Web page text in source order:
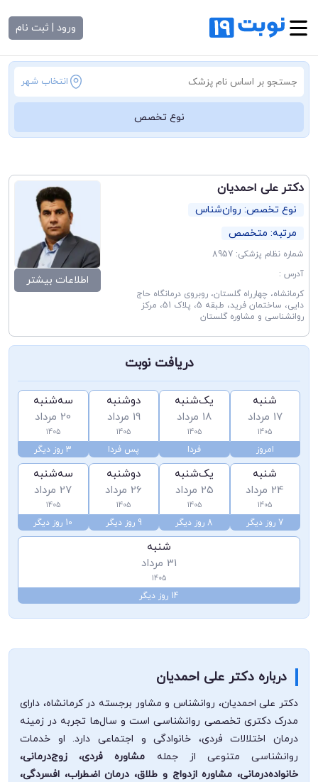
ورود | ثبت نام
انتخاب شهر
نوع تخصص
دکتر علی احمدیان
نوع تخصص: روان‌شناس
مرتبه: متخصص
شماره نظام پزشکی: 8957
آدرس :
کرمانشاه، چهارراه گلستان، روبروی درمانگاه حاج
دایی، ساختمان فرید، طبقه 5، پلاک 51، مرکز
روانشناسی و مشاوره گلستان
اطلاعات بیشتر
دریافت نوبت
شنبه
17 مرداد
1405
امروز
یک‌شنبه
18 مرداد
1405
فردا
دوشنبه
19 مرداد
1405
پس فردا
سه‌شنبه
20 مرداد
1405
3 روز دیگر
شنبه
24 مرداد
1405
7 روز دیگر
یک‌شنبه
25 مرداد
1405
8 روز دیگر
دوشنبه
26 مرداد
1405
9 روز دیگر
سه‌شنبه
27 مرداد
1405
10 روز دیگر
شنبه
31 مرداد
1405
14 روز دیگر
درباره دکتر علی احمدیان
دکتر علی احمدیان، روانشناس و مشاور برجسته در کرمانشاه، دارای
مدرک دکتری تخصصی روانشناسی است و سال‌ها تجربه در زمینه
درمان اختلالات فردی، خانوادگی و اجتماعی دارد. او خدمات
روانشناسی متنوعی از جمله مشاوره فردی، زوج‌درمانی،
خانواده‌درمانی، مشاوره ازدواج و طلاق، درمان اضطراب، افسردگی،